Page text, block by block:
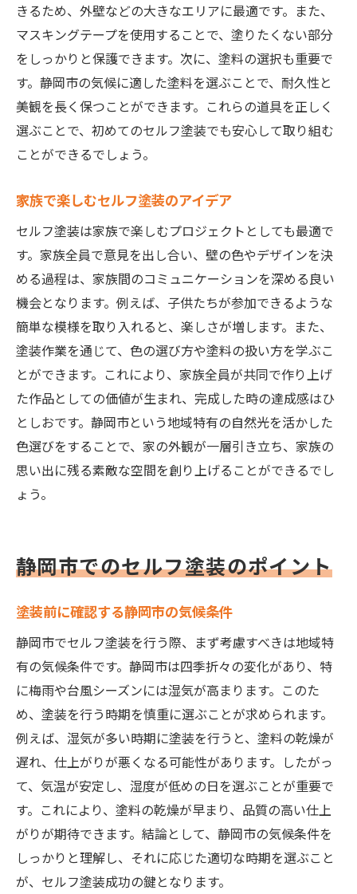
きるため、外壁などの大きなエリアに最適です。また、
マスキングテープを使用することで、塗りたくない部分
をしっかりと保護できます。次に、塗料の選択も重要で
す。静岡市の気候に適した塗料を選ぶことで、耐久性と
美観を長く保つことができます。これらの道具を正しく
選ぶことで、初めてのセルフ塗装でも安心して取り組む
ことができるでしょう。
家族で楽しむセルフ塗装のアイデア
セルフ塗装は家族で楽しむプロジェクトとしても最適で
す。家族全員で意見を出し合い、壁の色やデザインを決
める過程は、家族間のコミュニケーションを深める良い
機会となります。例えば、子供たちが参加できるような
簡単な模様を取り入れると、楽しさが増します。また、
塗装作業を通じて、色の選び方や塗料の扱い方を学ぶこ
とができます。これにより、家族全員が共同で作り上げ
た作品としての価値が生まれ、完成した時の達成感はひ
としおです。静岡市という地域特有の自然光を活かした
色選びをすることで、家の外観が一層引き立ち、家族の
思い出に残る素敵な空間を創り上げることができるでし
ょう。
静岡市でのセルフ塗装のポイント
塗装前に確認する静岡市の気候条件
静岡市でセルフ塗装を行う際、まず考慮すべきは地域特
有の気候条件です。静岡市は四季折々の変化があり、特
に梅雨や台風シーズンには湿気が高まります。このた
め、塗装を行う時期を慎重に選ぶことが求められます。
例えば、湿気が多い時期に塗装を行うと、塗料の乾燥が
遅れ、仕上がりが悪くなる可能性があります。したがっ
て、気温が安定し、湿度が低めの日を選ぶことが重要で
す。これにより、塗料の乾燥が早まり、品質の高い仕上
がりが期待できます。結論として、静岡市の気候条件を
しっかりと理解し、それに応じた適切な時期を選ぶこと
が、セルフ塗装成功の鍵となります。